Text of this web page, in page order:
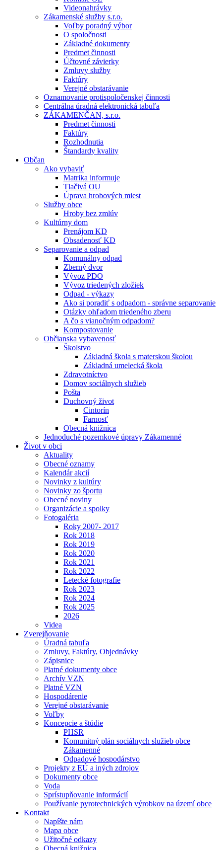
Videonahrávky
Zákamenské služby s.r.o.
Voľby poradný výbor
O spoločnosti
Základné dokumenty
Predmet činnosti
Účtovné závierky
Zmluvy služby
Faktúry
Verejné obstarávanie
Oznamovanie protispoločenskej činnosti
Centrálna úradná elektronická tabuľa
ZÁKAMENČAN, s.r.o.
Predmet činnosti
Faktúry
Rozhodnutia
Štandardy kvality
Občan
Ako vybaviť
Matrika informuje
Tlačivá OU
Úprava hrobových miest
Služby obce
Hroby bez zmlúv
Kultúrny dom
Prenájom KD
Obsadenosť KD
Separovanie a odpad
Komunálny odpad
Zberný dvor
Vývoz PDO
Vývoz triedených zložiek
Odpad - výkazy
Ako si poradiť s odpadom - správne separovanie
Otázky ohľadom triedeného zberu
A čo s vianočným odpadom?
Kompostovanie
Občianska vybavenosť
Školstvo
Základná škola s materskou školou
Základná umelecká škola
Zdravotníctvo
Domov sociálnych služieb
Pošta
Duchovný život
Cintorín
Farnosť
Obecná knižnica
Jednoduché pozemkové úpravy Zákamenné
Život v obci
Aktuality
Obecné oznamy
Kalendár akcií
Novinky z kultúry
Novinky zo športu
Obecné noviny
Organizácie a spolky
Fotogaléria
Roky 2007- 2017
Rok 2018
Rok 2019
Rok 2020
Rok 2021
Rok 2022
Letecké fotografie
Rok 2023
Rok 2024
Rok 2025
2026
Videa
Zverejňovanie
Úradná tabuľa
Zmluvy, Faktúry, Objednávky
Zápisnice
Platné dokumenty obce
Archív VZN
Platné VZN
Hospodárenie
Verejné obstarávanie
Voľby
Koncepcie a štúdie
PHSR
Komunitný plán sociálnych služieb obce
Zákamenné
Odpadové hospodárstvo
Projekty z EÚ a iných zdrojov
Dokumenty obce
Voda
Sprístupňovanie informácií
Používanie pyrotechnických výrobkov na území obce
Kontakt
Napíšte nám
Mapa obce
Užitočné odkazy
Obecná knižnica